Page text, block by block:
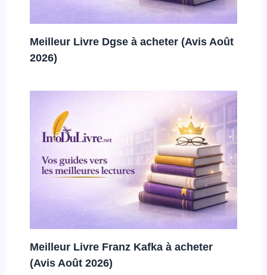
Meilleur Livre Dgse à acheter (Avis Août
2026)
Meilleur Livre Franz Kafka à acheter
(Avis Août 2026)